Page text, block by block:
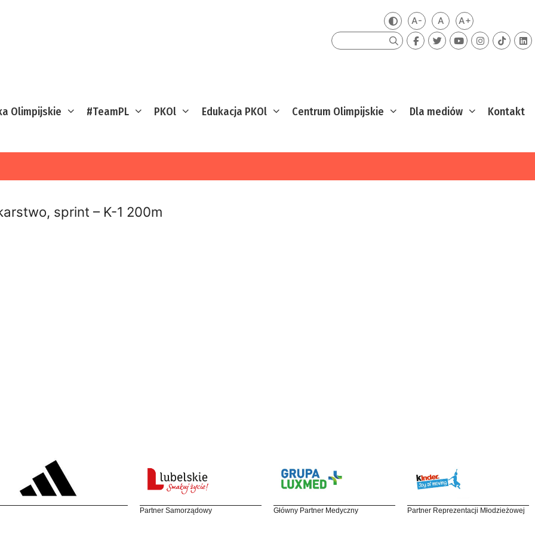
Zmień kontrast
A-Mniejsza czcionka
ADomyślna czcionka
A+Większa
Szukaj
Olimpijskie #TeamPL PKOl Edukacja PKOl Centrum Olimpijskie Dla mediów Kontakt
sprint – K-1 200m
Partner Samorządowy Główny Partner Medyczny Partner Reprezentacji Młodzieżowej